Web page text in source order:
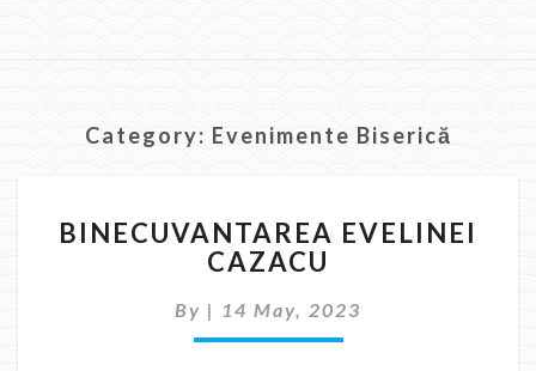
Category: Evenimente Biserică
EVELINEI
CAZACU
BINECUVANTAREA EVELINEI
CAZACU
By | 14 May, 2023